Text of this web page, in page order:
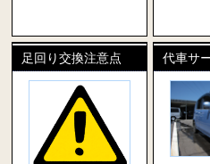
足回り交換注意点 代車サ